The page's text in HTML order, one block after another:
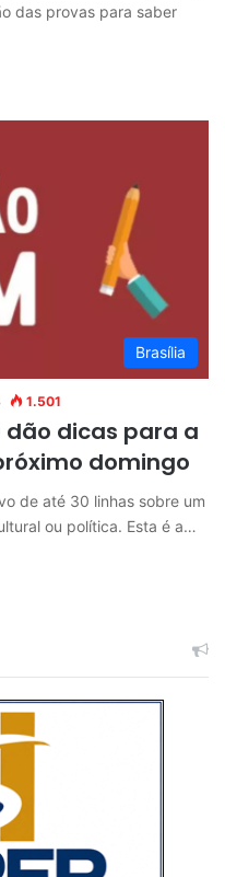
das provas para saber
Brasília
1.501
dão dicas para a
domingo
de até 30 linhas sobre um
ou política. Esta é a…